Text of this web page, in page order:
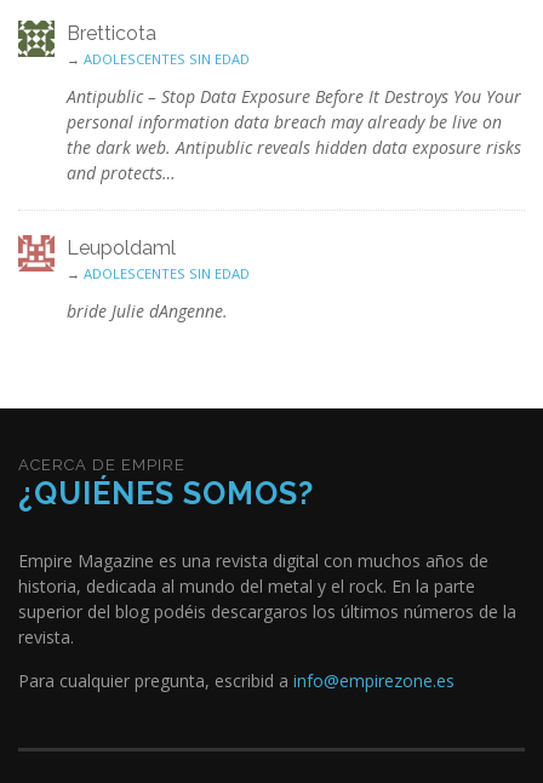
Bretticota
→ ADOLESCENTES SIN EDAD
Antipublic – Stop Data Exposure Before It Destroys You Your
personal information data breach may already be live on
the dark web. Antipublic reveals hidden data exposure risks
and protects…
Leupoldaml
→ ADOLESCENTES SIN EDAD
bride Julie dAngenne.
ACERCA DE EMPIRE
¿QUIÉNES SOMOS?
Empire Magazine es una revista digital con muchos años de
historia, dedicada al mundo del metal y el rock. En la parte
superior del blog podéis descargaros los últimos números de la
revista.
Para cualquier pregunta, escribid a info@empirezone.es